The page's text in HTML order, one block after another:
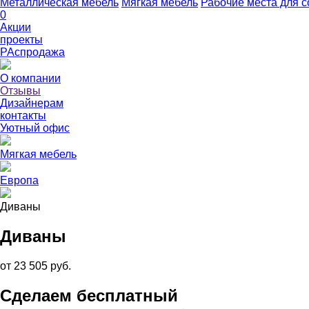
Металлическая мебель Мягкая мебель Рабочие места для
0
Акции
проекты
РАспродажа
О компании
Отзывы
Дизайнерам
контакты
Уютный офис
Мягкая мебель
Европа
Диваны
Диваны
от 23 505 руб.
Сделаем бесплатный